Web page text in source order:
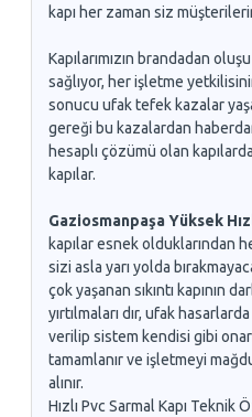
kapı her zaman siz
Kapılarımızın brandadan
sağlıyor, her işletme
sonucu ufak tefek kazalar
gereği bu kazalardan
hesaplı çözümü olan
kapılar.
Gaziosmanpaşa Yüksek
kapılar esnek olduklarından
sizi asla yarı yolda
çok yaşanan sıkıntı kapının
yırtılmaları dır, ufak
verilip sistem kendisi gibi
tamamlanır ve işletmeyi
alınır.
Hızlı Pvc Sarmal Kapı Teknik